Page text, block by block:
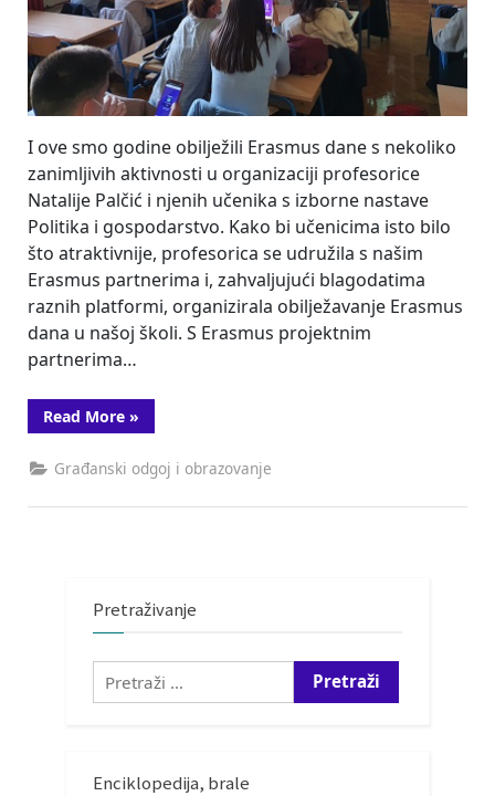
I ove smo godine obilježili Erasmus dane s nekoliko
zanimljivih aktivnosti u organizaciji profesorice
Natalije Palčić i njenih učenika s izborne nastave
Politika i gospodarstvo. Kako bi učenicima isto bilo
što atraktivnije, profesorica se udružila s našim
Erasmus partnerima i, zahvaljujući blagodatima
raznih platformi, organizirala obilježavanje Erasmus
dana u našoj školi. S Erasmus projektnim
partnerima…
Read More“Erasmus
dani
»
Građanski odgoj i obrazovanje
Pretraživanje
Pretraži:
Enciklopedija, brale